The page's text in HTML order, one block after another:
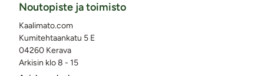
Noutopiste ja toimisto
Kaalimato.com
Kumitehtaankatu 5 E
04260 Kerava
Arkisin klo 8 - 15